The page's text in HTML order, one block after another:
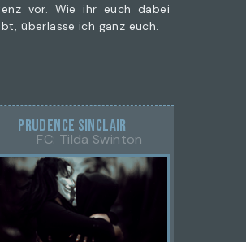
seiner offiziellen Rolle als
hält sich dabei jedoch
vor. Wie ihr euch dabei
überlasse ich ganz euch.
Prudence Sinclair
FC: Tilda Swinton